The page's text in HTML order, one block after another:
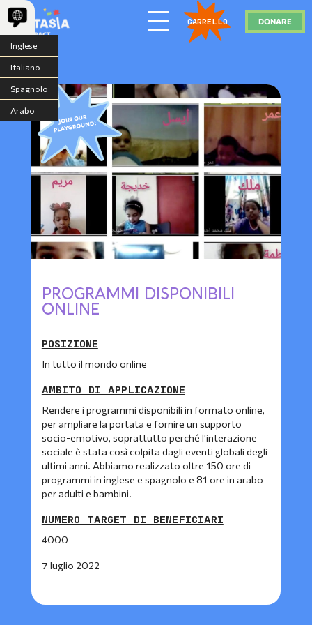
Inglese
Italiano
Spagnolo
Arabo
CARRELLO DONARE
PROGRAMMI DISPONIBILI
ONLINE
POSIZIONE
In tutto il mondo online
AMBITO DI APPLICAZIONE
Rendere i programmi disponibili in formato online,
per ampliare la portata e fornire un supporto
socio-emotivo, soprattutto perché l'interazione
sociale è stata così colpita dagli eventi globali degli
ultimi anni. Abbiamo realizzato oltre 150 ore di
programmi in inglese e spagnolo e 81 ore in arabo
per adulti e bambini.
NUMERO TARGET DI BENEFICIARI
4000
7 luglio 2022